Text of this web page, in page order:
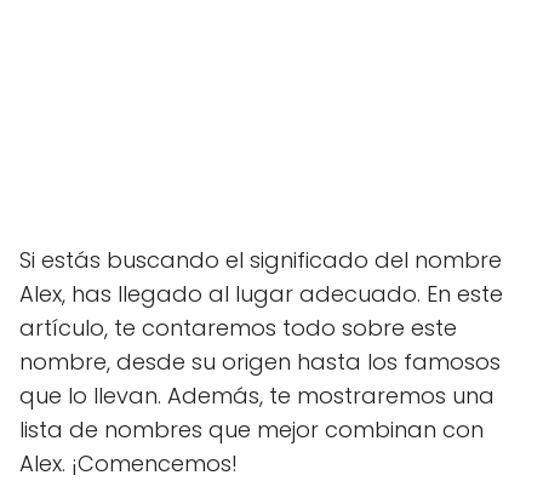
Si estás buscando el significado del nombre
Alex, has llegado al lugar adecuado. En este
artículo, te contaremos todo sobre este
nombre, desde su origen hasta los famosos
que lo llevan. Además, te mostraremos una
lista de nombres que mejor combinan con
Alex. ¡Comencemos!